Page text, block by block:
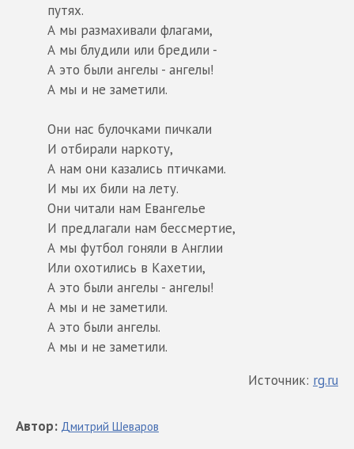
путях.
А мы размахивали флагами,
А мы блудили или бредили -
А это были ангелы - ангелы!
А мы и не заметили.
Они нас булочками пичкали
И отбирали наркоту,
А нам они казались птичками.
И мы их били на лету.
Они читали нам Евангелье
И предлагали нам бессмертие,
А мы футбол гоняли в Англии
Или охотились в Кахетии,
А это были ангелы - ангелы!
А мы и не заметили.
А это были ангелы.
А мы и не заметили.
Источник: rg.ru
Автор: Дмитрий Шеваров